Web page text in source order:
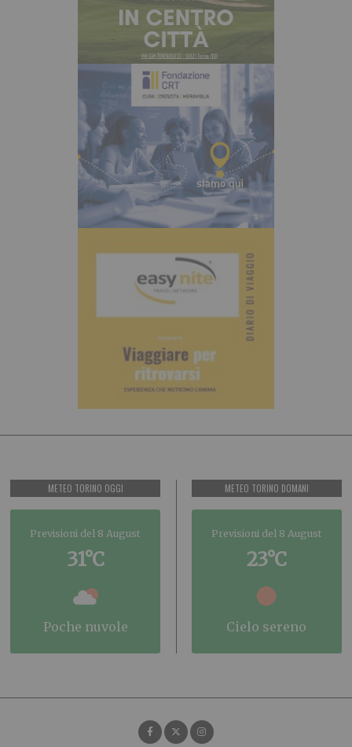
METEO TORINO OGGI
Previsioni del 8 August
31°C
poche nuvole
METEO TORINO DOMANI
Previsioni del 8 August
23°C
cielo sereno